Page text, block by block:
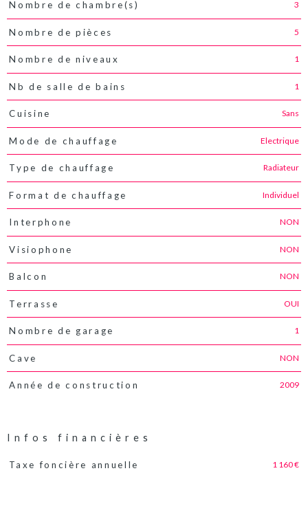
Nombre de chambre(s) 3
Nombre de pièces 5
Nombre de niveaux 1
Nb de salle de bains 1
Cuisine Sans
Mode de chauffage Electrique
Type de chauffage Radiateur
Format de chauffage Individuel
Interphone NON
Visiophone NON
Balcon NON
Terrasse OUI
Nombre de garage 1
Cave NON
Année de construction 2009
Infos financières
Caractéristiques Valeurs
Taxe foncière annuelle 1 160 €